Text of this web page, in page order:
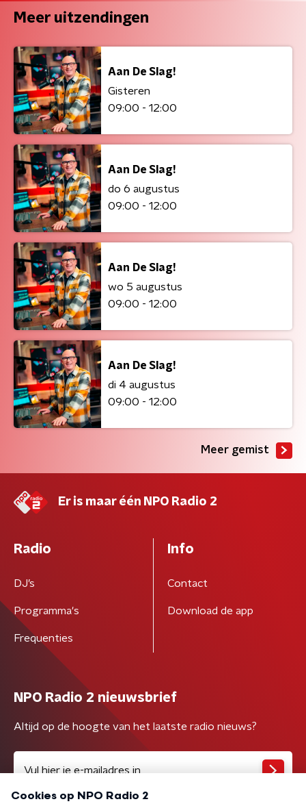
Meer uitzendingen
Aan De Slag!
Gisteren
09:00 - 12:00
Aan De Slag!
do 6 augustus
09:00 - 12:00
Aan De Slag!
wo 5 augustus
09:00 - 12:00
Aan De Slag!
di 4 augustus
09:00 - 12:00
Meer gemist
Er is maar één NPO Radio 2
Radio
DJ’s
Programma's
Frequenties
Info
Contact
Download de app
NPO Radio 2 nieuwsbrief
Altijd op de hoogte van het laatste radio nieuws?